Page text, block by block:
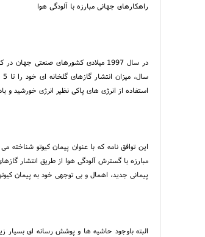
راهکارهای جهانی مبارزه با آلودگی هوا
استفاده از انرژی های پاکی نظیر انرژی خورشید و
مبارزه با گسترش آلودگی هوا از طریق انتشار
پیمانی جدید، اهمال و بی توجهی خود به پیمان
البته باوجود حاشیه ها و پوشش رسانه ای